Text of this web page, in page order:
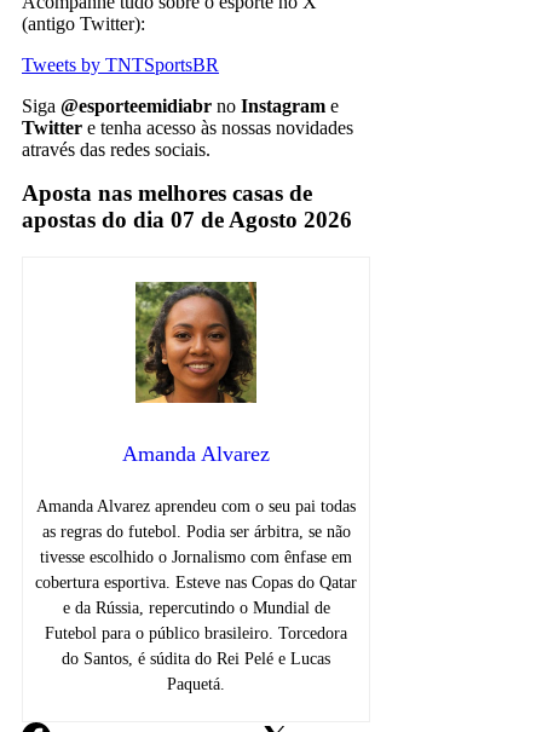
(antigo Twitter):
Tweets by TNTSportsBR
Siga @esporteemidiabr no Instagram e
Twitter e tenha acesso às nossas novidades
através das redes sociais.
Aposta nas melhores casas de
apostas do dia 07 de Agosto 2026
Amanda Alvarez
Amanda Alvarez aprendeu com o seu pai todas
as regras do futebol. Podia ser árbitra, se não
tivesse escolhido o Jornalismo com ênfase em
cobertura esportiva. Esteve nas Copas do Qatar
e da Rússia, repercutindo o Mundial de
Futebol para o público brasileiro. Torcedora
do Santos, é súdita do Rei Pelé e Lucas
Paquetá.